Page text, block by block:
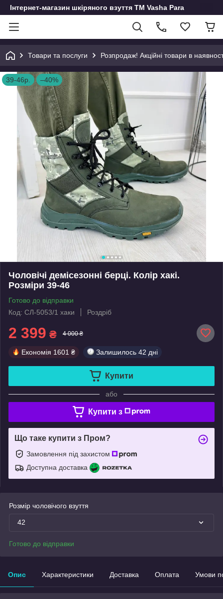
Інтернет-магазин шкіряного взуття ТМ Vasha Para
Товари та послуги Розпродаж! Акційні товари в
39-46р. –40%
Чоловічі демісезонні берці. Колір хакі.
Розміри 39-46
Готово до відправки
Код: СЛ-5053/1 хаки
Роздріб
2 399 ₴ 4 000 ₴
Економія 1601 ₴ Залишилось 42 дні
Купити
або
Купити з
Що таке купити з Пром?
Замовлення під захистом
Доступна доставка
Розмір чоловічого взуття
42
Готово до відправки
Опис Характеристики Доставка Оплата Умови